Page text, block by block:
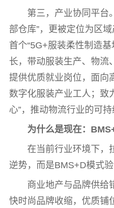
第三，产业协同平台
部仓库”，更被定位为区
首个“5G+服装柔性制造
长，带动服装生产、物流
提供优质就业岗位，面向
数字化服装产业工人；致
心”，推动物流行业的可持
为什么是现在：
在当前行业环境下，
逆势，而是BMS+D模式验
商业地产与品牌供给
快时尚品牌收缩，优质铺